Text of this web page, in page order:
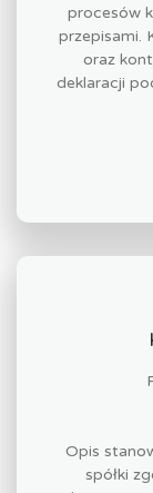
procesów
przepisami.
oraz
deklaracji
Opis
spółki